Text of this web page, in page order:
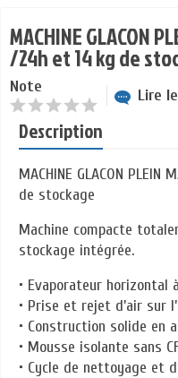
MACHINE GLACON
/24h et 14 kg de
Note Lire
Description
MACHINE GLACON
de stockage
Machine compacte
stockage intégrée.
• Evaporateur horizontal
• Prise et rejet d’air sur
• Construction solide en
• Mousse isolante sans
• Cycle de nettoyage et